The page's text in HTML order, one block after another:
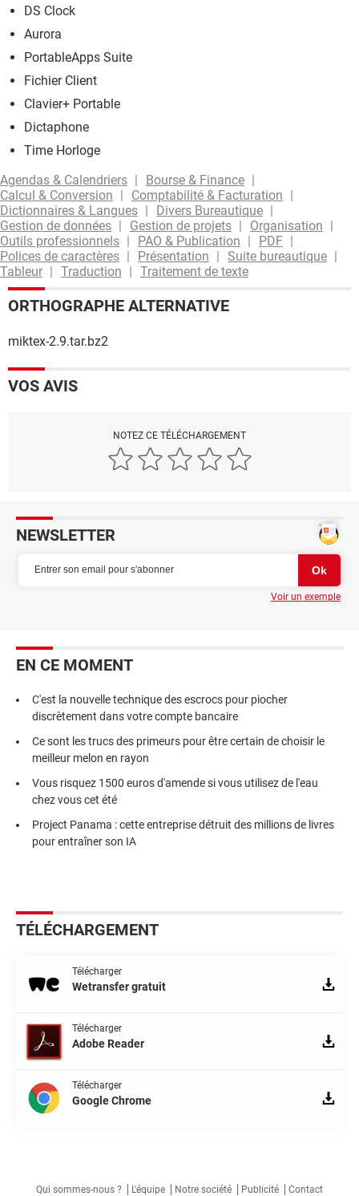
DS Clock
Aurora
PortableApps Suite
Fichier Client
Clavier+ Portable
Dictaphone
Time Horloge
Agendas & Calendriers
Bourse & Finance
Calcul & Conversion
Comptabilité & Facturation
Dictionnaires & Langues
Divers Bureautique
Gestion de données
Gestion de projets
Organisation
Outils professionnels
PAO & Publication
PDF
Polices de caractères
Présentation
Suite bureautique
Tableur
Traduction Traitement de texte
ORTHOGRAPHE ALTERNATIVE
miktex-2.9.tar.bz2
VOS AVIS
NOTEZ CE TÉLÉCHARGEMENT
NEWSLETTER
Voir un exemple
EN CE MOMENT
C'est la nouvelle technique des escrocs pour piocher
discrètement dans votre compte bancaire
Ce sont les trucs des primeurs pour être certain de choisir le
meilleur melon en rayon
Vous risquez 1500 euros d'amende si vous utilisez de l'eau
chez vous cet été
Project Panama : cette entreprise détruit des millions de livres
pour entraîner son IA
TÉLÉCHARGEMENT
Télécharger
Wetransfer gratuit
Télécharger
Adobe Reader
Télécharger
Google Chrome
Qui sommes-nous ? L'équipe Notre société Publicité Contact